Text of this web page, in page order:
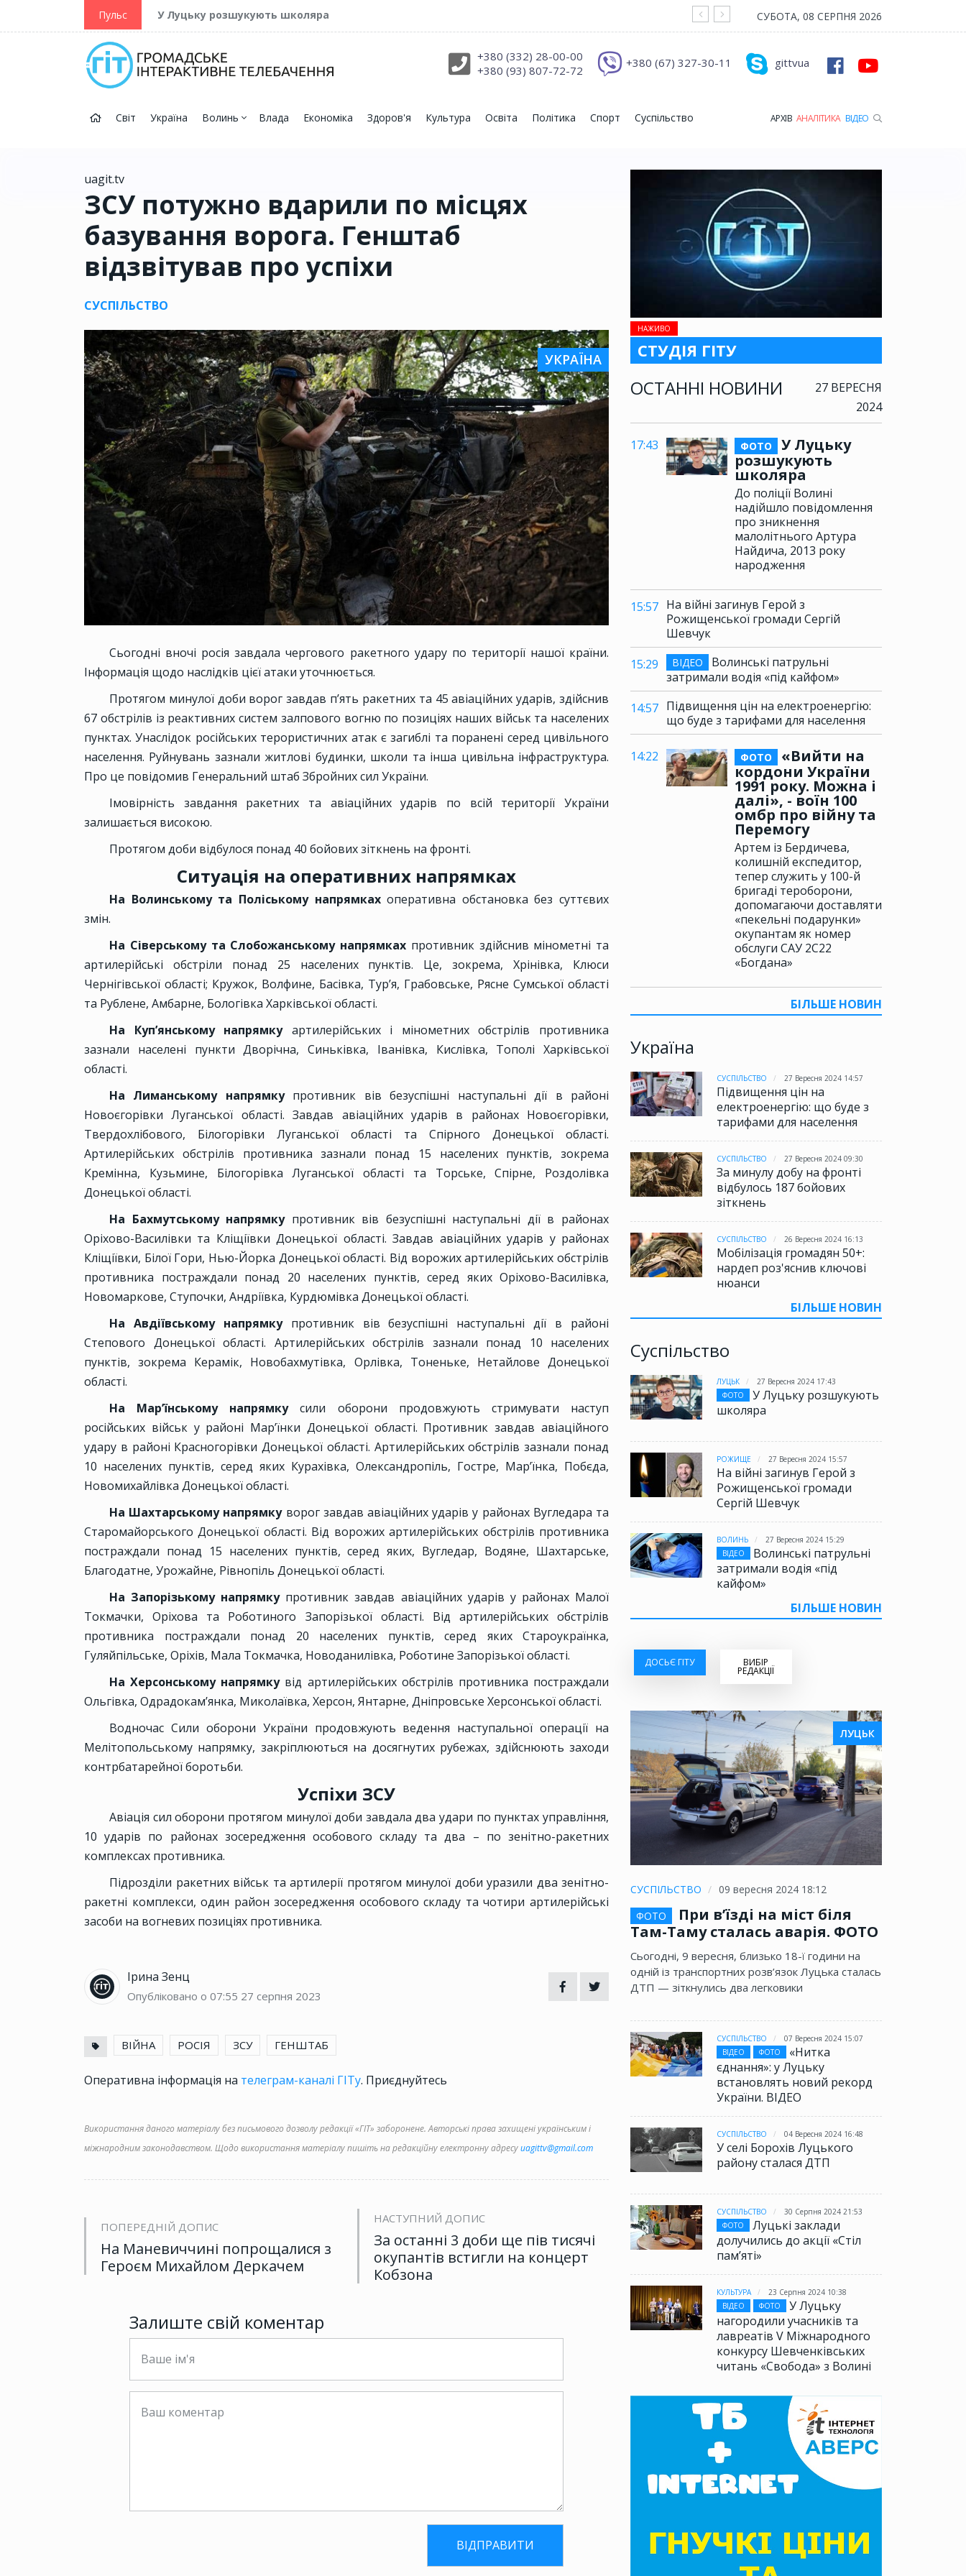
Пульс У Луцьку розшукують школяра На війні загинув Герой з Рожищенської
СУБОТА, 08 СЕРПНЯ 2026
gittvua
+380 (67) 327-30-11
+380 (332) 28-00-00
+380 (93) 807-72-72
Світ Україна Волинь Влада Економіка Здоров'я Культура Освіта Політика Спорт Суспільство АРХІВ АНАЛІТИКА ВІДЕО
НАЖИВО
СТУДІЯ ГІТУ
ОСТАННІ НОВИНИ
27 ВЕРЕСНЯ
2024
17:43 ФОТО
У Луцьку
розшукують
школяра
До поліції Волині
надійшло повідомлення
про зникнення
малолітнього Артура
Найдича, 2013 року
народження
15:57 На війні загинув Герой з
Рожищенської громади Сергій
Шевчук
15:29
ВІДЕО
Волинські патрульні
затримали водія «під кайфом»
14:57 Підвищення цін на електроенергію:
що буде з тарифами для населення
14:22 ФОТО
«Вийти на
кордони України
1991 року. Можна і
далі», - воїн 100
омбр про війну та
Перемогу
Артем із Бердичева,
колишній експедитор,
тепер служить у 100-й
бригаді тероборони,
допомагаючи доставляти
«пекельні подарунки»
окупантам як номер
обслуги САУ 2С22
«Богдана»
БІЛЬШЕ НОВИН
Україна
СУСПІЛЬСТВО 27 Вересня 2024 14:57
Підвищення цін на
електроенергію: що буде з
тарифами для населення
СУСПІЛЬСТВО 27 Вересня 2024 09:30
За минулу добу на фронті
відбулось 187 бойових
зіткнень
СУСПІЛЬСТВО 26 Вересня 2024 16:13
Мобілізація громадян 50+:
нардеп роз'яснив ключові
нюанси
БІЛЬШЕ НОВИН
Суспільство
ЛУЦЬК
27 Вересня 2024 17:43
ФОТО
У Луцьку розшукують
школяра
РОЖИЩЕ 27 Вересня 2024 15:57
На війні загинув Герой з
Рожищенської громади
Сергій Шевчук
ВОЛИНЬ
27 Вересня 2024 15:29
ВІДЕО
Волинські патрульні
затримали водія «під
кайфом»
БІЛЬШЕ НОВИН
ДОСЬЄ ГІТУ ВИБІР
РЕДАКЦІЇ
ЛУЦЬК
СУСПІЛЬСТВО
09 вересня 2024 18:12
ФОТО
При в’їзді на міст біля
Там-Таму сталась аварія. ФОТО
Сьогодні, 9 вересня, близько 18-ї години на
одній із транспортних розв’язок Луцька сталась
ДТП — зіткнулись два легковики
СУСПІЛЬСТВО
07 Вересня 2024 15:07
ВІДЕО
ФОТО
«Нитка
єднання»: у Луцьку
встановлять новий рекорд
України. ВІДЕО
СУСПІЛЬСТВО 04 Вересня 2024 16:48
У селі Борохів Луцького
району сталася ДТП
СУСПІЛЬСТВО
30 Серпня 2024 21:53
ФОТО
Луцькі заклади
долучились до акції «Стіл
памʼяті»
КУЛЬТУРА
23 Серпня 2024 10:38
ВІДЕО
ФОТО
У Луцьку
нагородили учасників та
лавреатів V Міжнародного
конкурсу Шевченківських
читань «Свобода» з Волині
uagit.tv
ЗСУ потужно вдарили по місцях
базування ворога. Генштаб
відзвітував про успіхи
СУСПІЛЬСТВО
УКРАЇНА
Сьогодні вночі росія завдала чергового ракетного удару по території нашої країни.
Інформація щодо наслідків цієї атаки уточнюється.
Протягом минулої доби ворог завдав п’ять ракетних та 45 авіаційних ударів, здійснив
67 обстрілів із реактивних систем залпового вогню по позиціях наших військ та населених
пунктах. Унаслідок російських терористичних атак є загиблі та поранені серед цивільного
населення. Руйнувань зазнали житлові будинки, школи та інша цивільна інфраструктура.
Про це повідомив Генеральний штаб Збройних сил України.
Імовірність завдання ракетних та авіаційних ударів по всій території України
залишається високою.
Протягом доби відбулося понад 40 бойових зіткнень на фронті.
Ситуація на оперативних напрямках
На Волинському та Поліському напрямкахоперативна обстановка без суттєвих
змін.
На Сіверському та Слобожанському напрямках противник здійснив мінометні та
артилерійські обстріли понад 25 населених пунктів. Це, зокрема, Хрінівка, Клюси
Чернігівської області; Кружок, Волфине, Басівка, Тур’я, Грабовське, Рясне Сумської області
та Рублене, Амбарне, Бологівка Харківської області.
На Куп’янському напрямку артилерійських і мінометних обстрілів противника
зазнали населені пункти Дворічна, Синьківка, Іванівка, Кислівка, Тополі Харківської
області.
На Лиманському напрямку противник вів безуспішні наступальні дії в районі
Новоєгорівки Луганської області. Завдав авіаційних ударів в районах Новоєгорівки,
Твердохлібового, Білогорівки Луганської області та Спірного Донецької області.
Артилерійських обстрілів противника зазнали понад 15 населених пунктів, зокрема
Кремінна, Кузьмине, Білогорівка Луганської області та Торське, Спірне, Роздолівка
Донецької області.
На Бахмутському напрямкупротивник вів безуспішні наступальні дії в районах
Оріхово-Василівки та Кліщіївки Донецької області. Завдав авіаційних ударів у районах
Кліщіївки, Білої Гори, Нью-Йорка Донецької області. Від ворожих артилерійських обстрілів
противника постраждали понад 20 населених пунктів, серед яких Оріхово-Василівка,
Новомаркове, Ступочки, Андріївка, Курдюмівка Донецької області.
На Авдіївському напрямку противник вів безуспішні наступальні дії в районі
Степового Донецької області. Артилерійських обстрілів зазнали понад 10 населених
пунктів, зокрема Керамік, Новобахмутівка, Орлівка, Тоненьке, Нетайлове Донецької
області.
На Мар’їнському напрямкусили оборони продовжують стримувати наступ
російських військ у районі Мар’їнки Донецької області. Противник завдав авіаційного
удару в районі Красногорівки Донецької області. Артилерійських обстрілів зазнали понад
10 населених пунктів, серед яких Курахівка, Олександропіль, Гостре, Мар’їнка, Побєда,
Новомихайлівка Донецької області.
На Шахтарському напрямку ворог завдав авіаційних ударів у районах Вугледара та
Старомайорського Донецької області. Від ворожих артилерійських обстрілів противника
постраждали понад 15 населених пунктів, серед яких, Вугледар, Водяне, Шахтарське,
Благодатне, Урожайне, Рівнопіль Донецької області.
На Запорізькому напрямкупротивник завдав авіаційних ударів у районах Малої
Токмачки, Оріхова та Роботиного Запорізької області. Від артилерійських обстрілів
противника постраждали понад 20 населених пунктів, серед яких Староукраїнка,
Гуляйпільське, Оріхів, Мала Токмачка, Новоданилівка, Роботине Запорізької області.
На Херсонському напрямкувід артилерійських обстрілів противника постраждали
Ольгівка, Одрадокам’янка, Миколаївка, Херсон, Янтарне, Дніпровське Херсонської області.
Водночас Сили оборони України продовжують ведення наступальної операції на
Мелітопольському напрямку, закріплюються на досягнутих рубежах, здійснюють заходи
контрбатарейної боротьби.
Успіхи ЗСУ
Авіація сил оборони протягом минулої доби завдала два удари по пунктах управління,
10 ударів по районах зосередження особового складу та два – по зенітно-ракетних
комплексах противника.
Підрозділи ракетних військ та артилерії протягом минулої доби уразили два зенітно-
ракетні комплекси, один район зосередження особового складу та чотири артилерійські
засоби на вогневих позиціях противника.
Ірина Зенц
Опубліковано о 07:55 27 серпня 2023
ВІЙНА РОСІЯ ЗСУ ГЕНШТАБ
Оперативна інформація на телеграм-каналі ГІТу. Приєднуйтесь
Використання даного матеріалу без письмового дозволу редакції «ГІТ» заборонене. Авторські права захищені українським і
міжнародним законодавством. Щодо використання матеріалу пишіть на редакційну електронну адресуuagittv@gmail.com
ПОПЕРЕДНІЙ ДОПИС
На Маневиччині попрощалися з
Героєм Михайлом Деркачем
НАСТУПНИЙ ДОПИС
За останні 3 доби ще пів тисячі
окупантів встигли на концерт
Кобзона
Залиште свій коментар